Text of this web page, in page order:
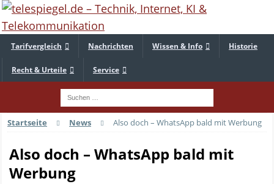
Tarifvergleich Nachrichten Wissen & Info Historie
Recht & Urteile Service
Startseite News Also doch – WhatsApp bald mit Werbung
Also doch – WhatsApp bald mit
Werbung